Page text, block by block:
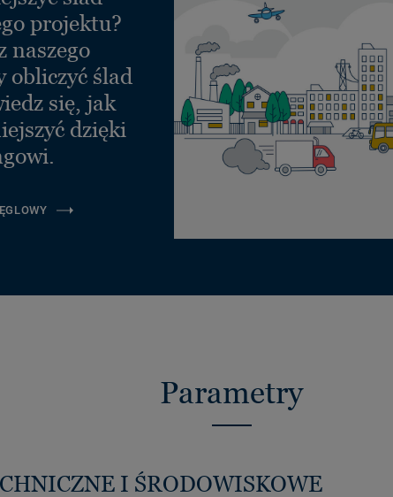
projektu?
naszego
obliczyć ślad
się, jak
dzięki
Parametry
I ŚRODOWISKOWE